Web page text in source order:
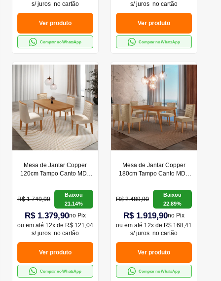
s/ juros no cartão
Ver produto
Comprar no WhatsApp
s/ juros no cartão
Ver produto
Comprar no WhatsApp
Mesa de Jantar Copper
120cm Tampo Canto MDF
Moderna Mobilia
R$ 1.749,90
Baixou
21.14%
R$ 1.379,90no Pix
ou em até 12x de R$ 121,04
s/ juros no cartão
Ver produto
Comprar no WhatsApp
Mesa de Jantar Copper
180cm Tampo Canto MDF
Moderna Mobília
R$ 2.489,90
Baixou
22.89%
R$ 1.919,90no Pix
ou em até 12x de R$ 168,41
s/ juros no cartão
Ver produto
Comprar no WhatsApp